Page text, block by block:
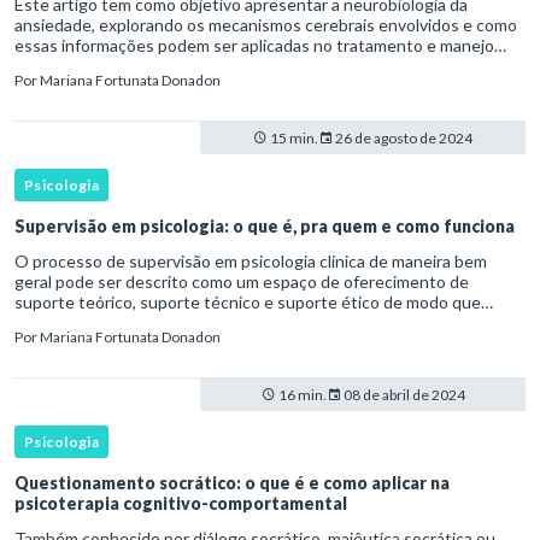
Este artigo tem como objetivo apresentar a neurobiologia da
ansiedade, explorando os mecanismos cerebrais envolvidos e como
essas informações podem ser aplicadas no tratamento e manejo
PorMariana Fortunata Donadon
15 min. 26 de agosto de 2024
Psicologia
Supervisão em psicologia: o que é, pra quem e como funciona
O processo de supervisão em psicologia clínica de maneira bem
geral pode ser descrito como um espaço de oferecimento de
suporte teórico, suporte técnico e suporte ético de modo que
e atit
PorMariana Fortunata Donadon
16 min. 08 de abril de 2024
Psicologia
Questionamento socrático: o que é e como aplicar na
psicoterapia cognitivo-comportamental